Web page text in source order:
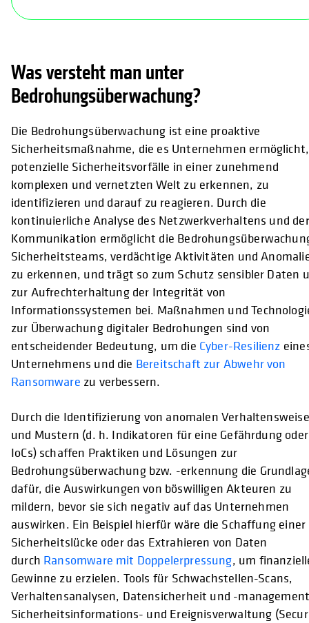
Was versteht man unter
Bedrohungsüberwachung?
Die Bedrohungsüberwachung ist eine proaktive
Sicherheitsmaßnahme, die es Unternehmen ermöglicht,
potenzielle Sicherheitsvorfälle in einer zunehmend
komplexen und vernetzten Welt zu erkennen, zu
identifizieren und darauf zu reagieren. Durch die
kontinuierliche Analyse des Netzwerkverhaltens und der
Kommunikation ermöglicht die
Sicherheitsteams, verdächtige Aktivitäten und
zu erkennen, und trägt so zum Schutz sensibler Daten
zur Aufrechterhaltung der Integrität von
Informationssystemen bei. Maßnahmen und
zur Überwachung digitaler Bedrohungen sind von
entscheidender Bedeutung, um die Cyber-Resilienz
Unternehmens und die Bereitschaft zur Abwehr von
Ransomware zu verbessern.
Durch die Identifizierung von anomalen
und Mustern (d. h. Indikatoren für eine Gefährdung oder
IoCs) schaffen Praktiken und Lösungen zur
Bedrohungsüberwachung bzw. -erkennung die
dafür, die Auswirkungen von böswilligen Akteuren zu
mildern, bevor sie sich negativ auf das Unternehmen
auswirken. Ein Beispiel hierfür wäre die Schaffung einer
Sicherheitslücke oder das Extrahieren von Daten
durch Ransomware mit Doppelerpressung, um
Gewinne zu erzielen. Tools für Schwachstellen-Scans,
Verhaltensanalysen, Datensicherheit und -
Sicherheitsinformations- und Ereignisverwaltung